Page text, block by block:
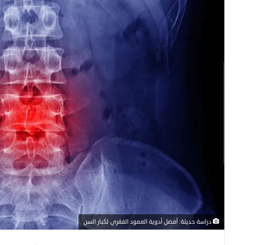
دراسة حديثة: أفضل أدوية العمود الفقري لكبار السن